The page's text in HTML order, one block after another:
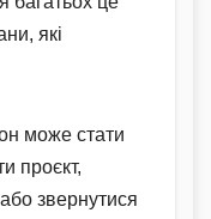
які
може стати
проєкт,
звернутися